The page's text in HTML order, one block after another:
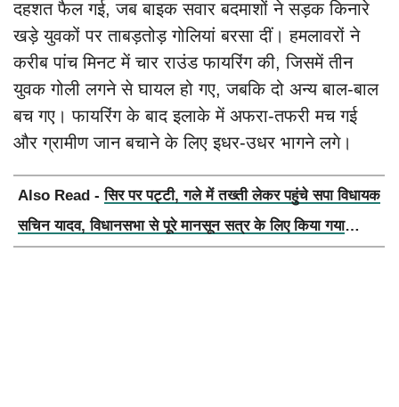
दहशत फैल गई, जब बाइक सवार बदमाशों ने सड़क किनारे
खड़े युवकों पर ताबड़तोड़ गोलियां बरसा दीं। हमलावरों ने
करीब पांच मिनट में चार राउंड फायरिंग की, जिसमें तीन
युवक गोली लगने से घायल हो गए, जबकि दो अन्य बाल-बाल
बच गए। फायरिंग के बाद इलाके में अफरा-तफरी मच गई
और ग्रामीण जान बचाने के लिए इधर-उधर भागने लगे।
Also Read -सिर पर पट्टी, गले में तख्ती लेकर पहुंचे सपा विधायक
सचिन यादव, विधानसभा से पूरे मानसून सत्र के लिए किया गया